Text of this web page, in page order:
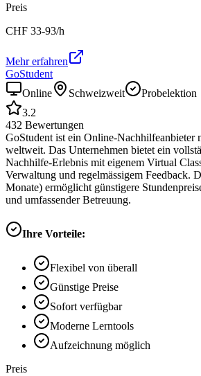
Preis
CHF 33-93/h
Mehr erfahren
GoStudent
Online
Schweizweit
Probelektion
3.2
432 Bewertungen
GoStudent ist ein Online-Nachhilfeanbieter
weltweit. Das Unternehmen bietet ein
Nachhilfe-Erlebnis mit eigenem Virtual
Verwaltung und regelmässigem Feedback.
Monate) ermöglicht günstigere
und umfassender Betreuung.
Ihre Vorteile:
Flexibel von überall
Günstige Preise
Sofort verfügbar
Moderne Lerntools
Aufzeichnung möglich
Preis